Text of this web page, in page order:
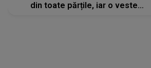
din toate părțile, iar o veste